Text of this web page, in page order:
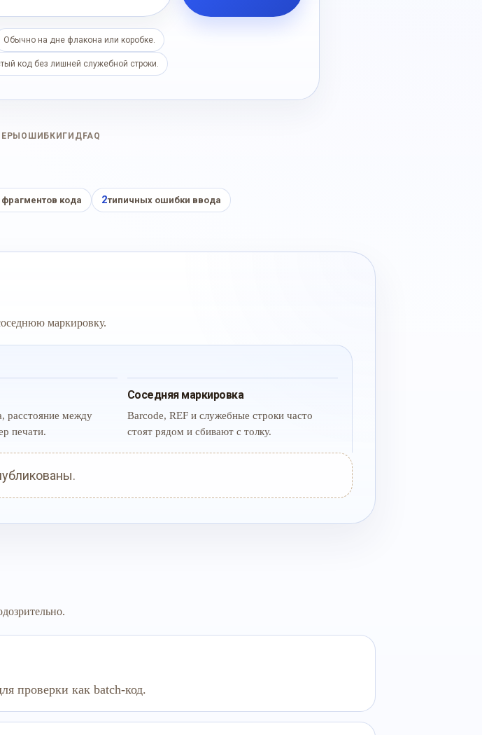
Обычно на дне флакона или коробке.
код без лишней служебной строки.
ОШИБКИ ГИД FAQ
кода 2типичных ошибки ввода
маркировку.
расстояние между
печати.
Соседняя маркировка
Barcode, REF и служебные строки часто
стоят рядом и сбивают с толку.
проверки как batch-код.